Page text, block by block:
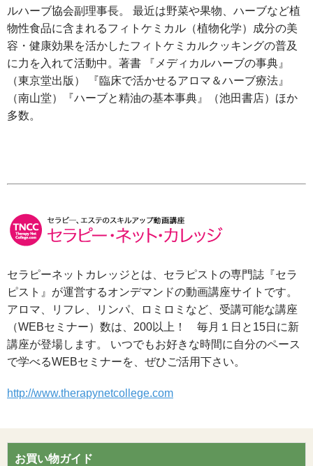
ルハーブ協会副理事長。 最近は野菜や果物、ハーブなど植
物性食品に含まれるフィトケミカル（植物化学）成分の美
容・健康効果を活かしたフィトケミカルクッキングの普及
に力を入れて活動中。著書 『メディカルハーブの事典』
（東京堂出版） 『臨床で活かせるアロマ＆ハーブ療法』
（南山堂）『ハーブと精油の基本事典』（池田書店）ほか
多数。
セラピーネットカレッジとは、セラピストの専門誌『セラ
ピスト』が運営するオンデマンドの動画講座サイトです。
アロマ、リフレ、リンパ、ロミロミなど、受講可能な講座
（WEBセミナー）数は、200以上！ 毎月１日と15日に新
講座が登場します。 いつでもお好きな時間に自分のペース
で学べるWEBセミナーを、ぜひご活用下さい。
http://www.therapynetcollege.com
お買い物ガイド